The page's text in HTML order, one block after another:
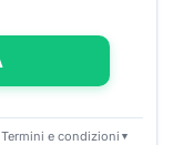
Termini e condizioni ▼